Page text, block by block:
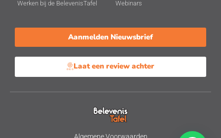
Werken bij de BelevenisTafel
Webinars
Aanmelden Nieuwsbrief
Laat een review achter